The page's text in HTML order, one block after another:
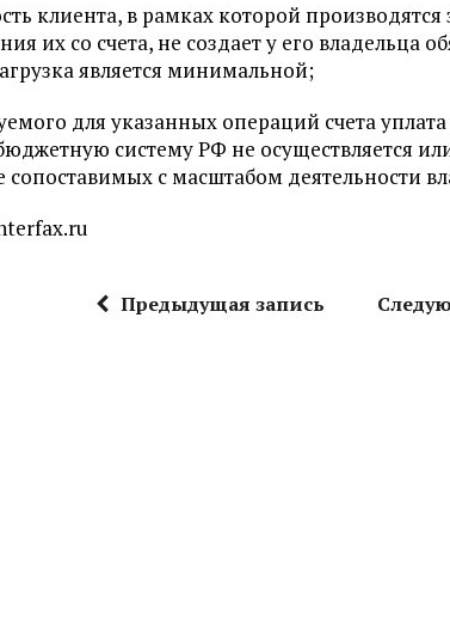
клиента, в рамках которой
их со счета, не создает у его владельца
является минимальной;
для указанных операций счета
систему РФ не осуществляется
сопоставимых с масштабом деятельности
Предыдущая запись